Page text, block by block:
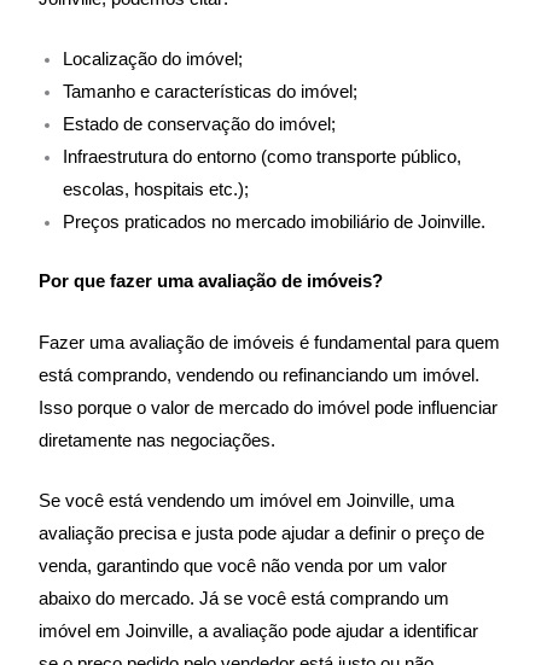
Localização do imóvel;
Tamanho e características do imóvel;
Estado de conservação do imóvel;
Infraestrutura do entorno (como transporte público,
escolas, hospitais etc.);
Preços praticados no mercado imobiliário de Joinville.
Por que fazer uma avaliação de imóveis?
Fazer uma avaliação de imóveis é fundamental para quem
está comprando, vendendo ou refinanciando um imóvel.
Isso porque o valor de mercado do imóvel pode influenciar
diretamente nas negociações.
Se você está vendendo um imóvel em Joinville, uma
avaliação precisa e justa pode ajudar a definir o preço de
venda, garantindo que você não venda por um valor
abaixo do mercado. Já se você está comprando um
imóvel em Joinville, a avaliação pode ajudar a identificar